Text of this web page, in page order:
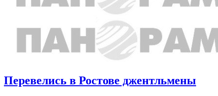
Перевелись в Ростове джентльмены